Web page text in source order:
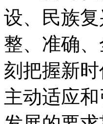
设、民族
整、准确
刻把握新
主动适应